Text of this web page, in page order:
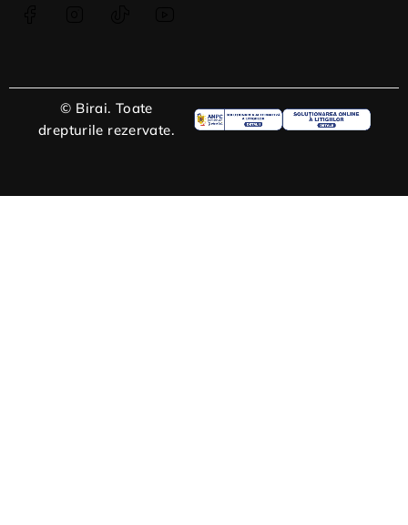
© Birai. Toate
drepturile rezervate.